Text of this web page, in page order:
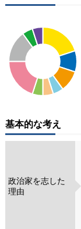
基本的な考え
政治家を志した
理由